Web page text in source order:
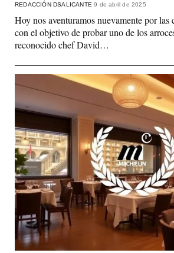
REDACCIÓN DSALICANTE9 de abril de 2025
Hoy nos aventuramos nuevamente por las
con el objetivo de probar uno de los
reconocido chef David…